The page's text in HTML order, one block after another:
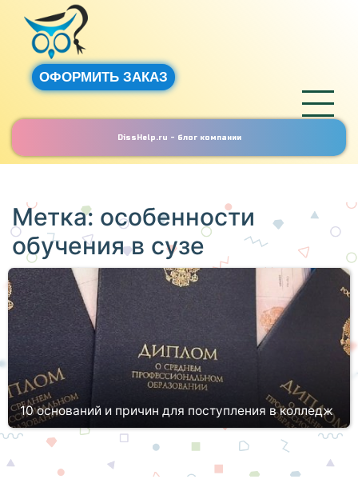
ОФОРМИТЬ ЗАКАЗ
DissHelp.ru - блог компании
Метка: особенности
обучения в сузе
10 оснований и причин для поступления в колледж
Выбирая между колледжем и вузом, важно взвесить все плюсы
заведениях каждого типа (среднего и высшего